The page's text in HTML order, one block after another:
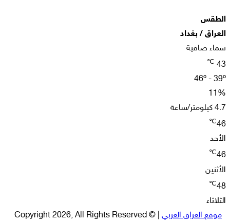
الطقس
العراق / بغداد
سماء صافية
43
℃
46º - 39º
11%
4.7 كيلومتر/ساعة
46
℃
الأحد
46
℃
الأثنين
48
℃
الثلاثاء
موقع العراق العربي | © Copyright 2026, All Rights Reserved